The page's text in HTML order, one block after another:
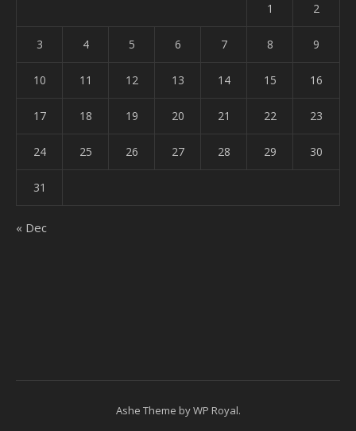
1 2
3 4 5 6 7 8 9
10 11 12 13 14 15 16
17 18 19 20 21 22 23
24 25 26 27 28 29 30
31
« Dec
Ashe Theme byWP Royal.